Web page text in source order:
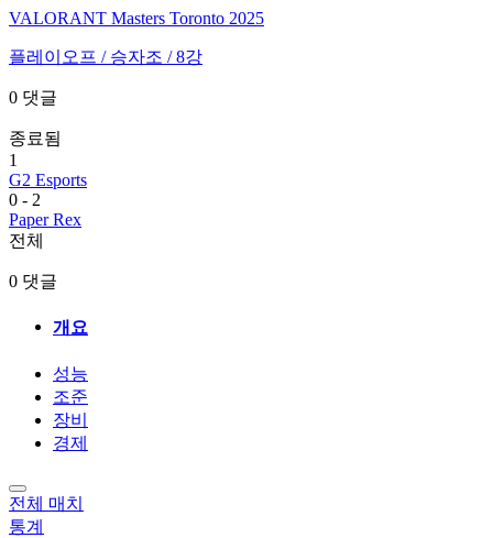
VALORANT Masters Toronto 2025
플레이오프 / 승자조 / 8강
0 댓글
종료됨
1
G2 Esports
0 - 2
Paper Rex
전체
0 댓글
개요
성능
조준
장비
경제
전체 매치
통계